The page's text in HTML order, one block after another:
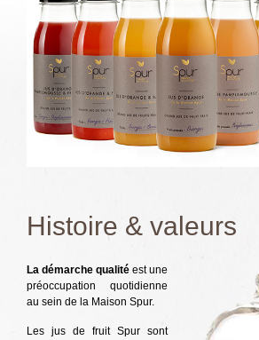
Histoire & valeurs
La démarche qualité est une
préoccupation quotidienne
au sein de la Maison Spur.
Les jus de fruit Spur sont